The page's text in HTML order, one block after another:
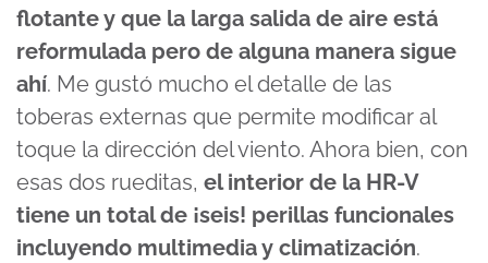
flotante y que la larga salida de aire está
reformulada pero de alguna manera sigue
ahí. Me gustó mucho el detalle de las
toberas externas que permite modificar al
toque la dirección del viento. Ahora bien, con
esas dos rueditas, el interior de la HR-V
tiene un total de ¡seis! perillas funcionales
incluyendo multimedia y climatización.